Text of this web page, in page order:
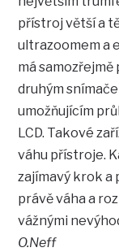
přístroj větší a
ultrazoomem a
má
druhým
umožňujícím
LCD. Takové
váhu přístroje.
zajímavý krok a
právě váha a
vážnými
O.Neff